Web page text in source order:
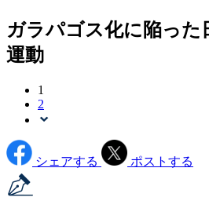
ガラパゴス化に陥った
運動
1
2
シェアする ポストする